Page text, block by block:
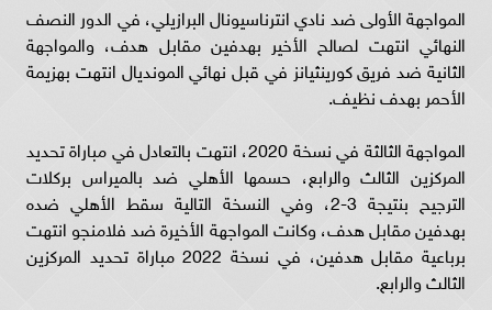
المواجهة الأولى ضد نادي انترناسيونال البرازيلي، في الدور النصف
النهائي انتهت لصالح الأخير بهدفين مقابل هدف، والمواجهة
الثانية ضد فريق كورينثيانز في قبل نهائي المونديال انتهت بهزيمة
الأحمر بهدف نظيف.
المواجهة الثالثة في نسخة 2020، انتهت بالتعادل في مباراة تحديد
المركزين الثالث والرابع، حسمها الأهلي ضد بالميراس بركلات
الترجيح بنتيجة 3-2، وفي النسخة التالية سقط الأهلي ضده
بهدفين مقابل هدف، وكانت المواجهة الأخيرة ضد فلامنجو انتهت
برباعية مقابل هدفين، في نسخة 2022 مباراة تحديد المركزين
الثالث والرابع.